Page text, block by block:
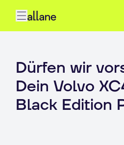
Dürfen wir
Dein Volvo
Black Edition